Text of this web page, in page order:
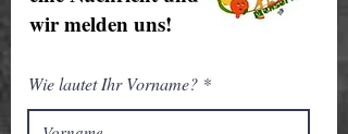
wir melden uns!
Wie lautet Ihr Vorname?